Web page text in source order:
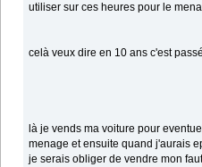
utiliser sur ces heures pour le
celà veux dire en 10 ans c'est
là je vends ma voiture pour
menage et ensuite quand j'aurais
je serais obliger de vendre mon